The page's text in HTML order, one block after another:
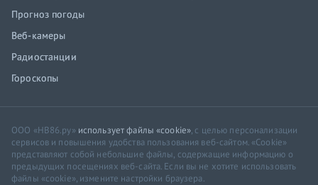
Прогноз погоды
Веб-камеры
Радиостанции
Гороскопы
ООО «НВ86.ру» использует файлы «cookie», с целью персонализации
сервисов и повышения удобства пользования веб-сайтом. «Cookie»
представляют собой небольшие файлы, содержащие информацию о
предыдущих посещениях веб-сайта. Если вы не хотите использовать
файлы «cookie», измените настройки браузера.